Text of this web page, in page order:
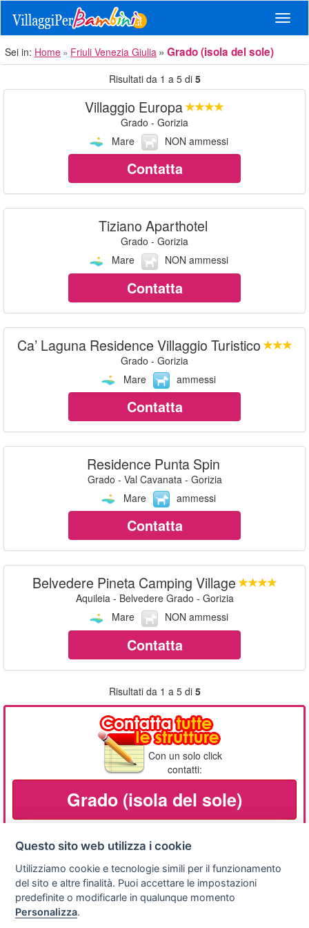
Sei in: Home Friuli Venezia Giulia Grado (isola del sole)
Risultati da 1 a 5 di 5
Villaggio Europa
Grado - Gorizia
Mare
NON ammessi
Contatta
Tiziano Aparthotel
Grado - Gorizia
Mare
NON ammessi
Contatta
Ca’ Laguna Residence Villaggio Turistico
Grado - Gorizia
Mare
ammessi
Contatta
Residence Punta Spin
Grado - Val Cavanata - Gorizia
Mare
ammessi
Contatta
Belvedere Pineta Camping Village
Aquileia - Belvedere Grado - Gorizia
Mare
NON ammessi
Contatta
Risultati da 1 a 5 di 5
Con un solo click
contatti:
Grado (isola del sole)
Privacy
policy
Avviso
legale
Scrivici
Preferenze cookie
Questo sito web utilizza i cookie
Utilizziamo cookie e tecnologie simili per il funzionamento
del sito e altre finalità. Puoi accettare le impostazioni
predefinite o modificarle in qualunque momento
Personalizza.